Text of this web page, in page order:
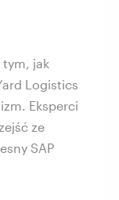
tym, jak
Logistics
Eksperci
ze
SAP